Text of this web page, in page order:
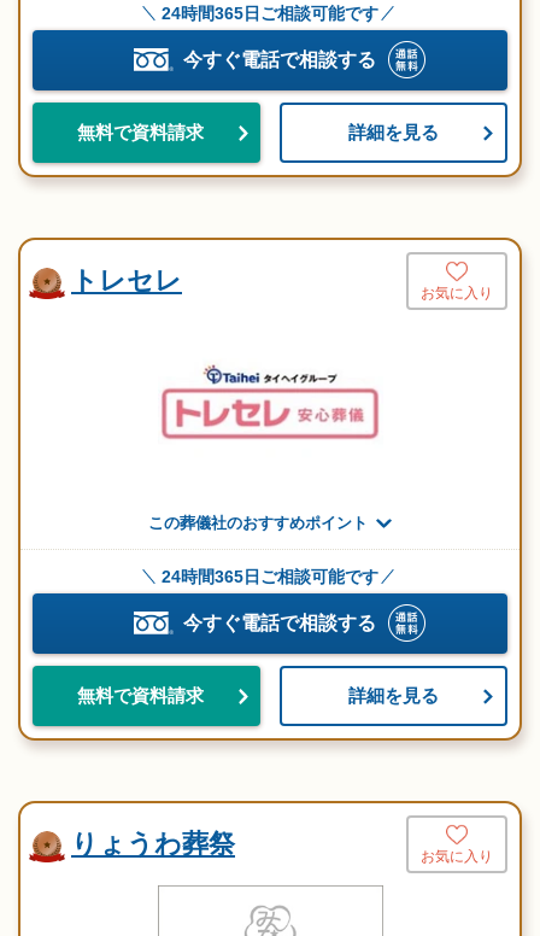
24時間365日ご相談可能です
今すぐ電話で相談する
無料で資料請求 詳細を見る
トレセレ お気に入り
この葬儀社のおすすめポイント
24時間365日ご相談可能です
今すぐ電話で相談する
無料で資料請求 詳細を見る
りょうわ葬祭 お気に入り